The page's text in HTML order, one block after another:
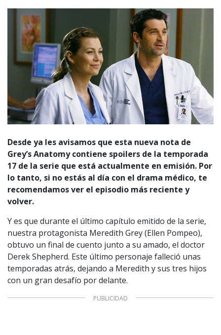
Desde ya les avisamos que esta nueva nota de
Grey’s Anatomy contiene spoilers de la temporada
17 de la serie que está actualmente en emisión. Por
lo tanto, si no estás al día con el drama médico, te
recomendamos ver el episodio más reciente y
volver.
Y es que durante el último capítulo emitido de la serie,
nuestra protagonista Meredith Grey (Ellen Pompeo),
obtuvo un final de cuento junto a su amado, el doctor
Derek Shepherd. Este último personaje falleció unas
temporadas atrás, dejando a Meredith y sus tres hijos
con un gran desafío por delante.